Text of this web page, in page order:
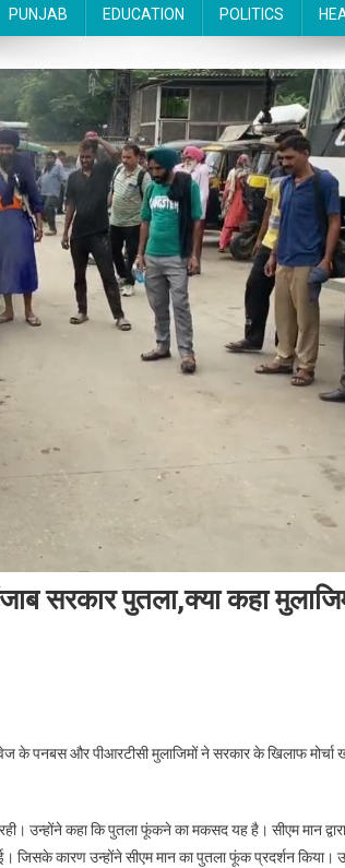
PUNJAB EDUCATION POLITICS
सरकार पुतला,क्या कहा
के पनबस और पीआरटीसी मुलाजिमों ने सरकार के खिलाफ मोर्चा
उन्होंने कहा कि पुतला फूंकने का मकसद यह है। सीएम मान
जिसके कारण उन्होंने सीएम मान का पुतला फूंक प्रदर्शन किया।